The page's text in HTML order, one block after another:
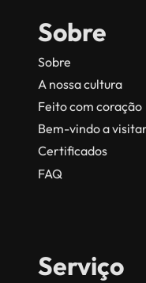
Sobre
Sobre
A nossa cultura
Feito com coração
Bem-vindo a
Certificados
FAQ
Serviço